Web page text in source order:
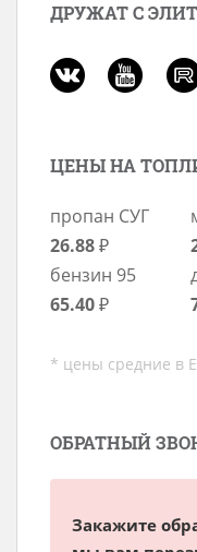
ДРУЖАТ С
ЦЕНЫ НА
пропан СУГ
26.88₽
бензин 95
65.40₽
* цены средние в
ОБРАТНЫЙ
Закажите